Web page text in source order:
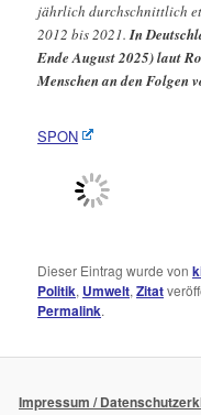
jährlich durchschnittlich
2012 bis 2021.In
Ende August 2025) laut
Menschen an den Folgen
SPON
Dieser Eintrag wurde von
Politik, Umwelt,Zitat
Permalink.
Impressum /